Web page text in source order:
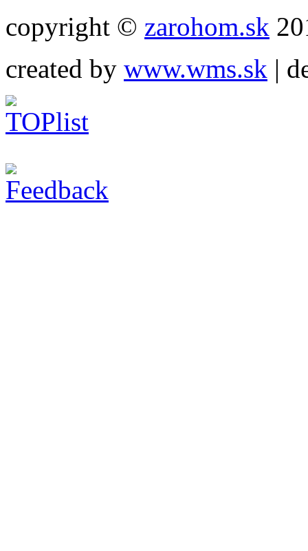
copyright © zarohom.sk
created by www.wms.sk |